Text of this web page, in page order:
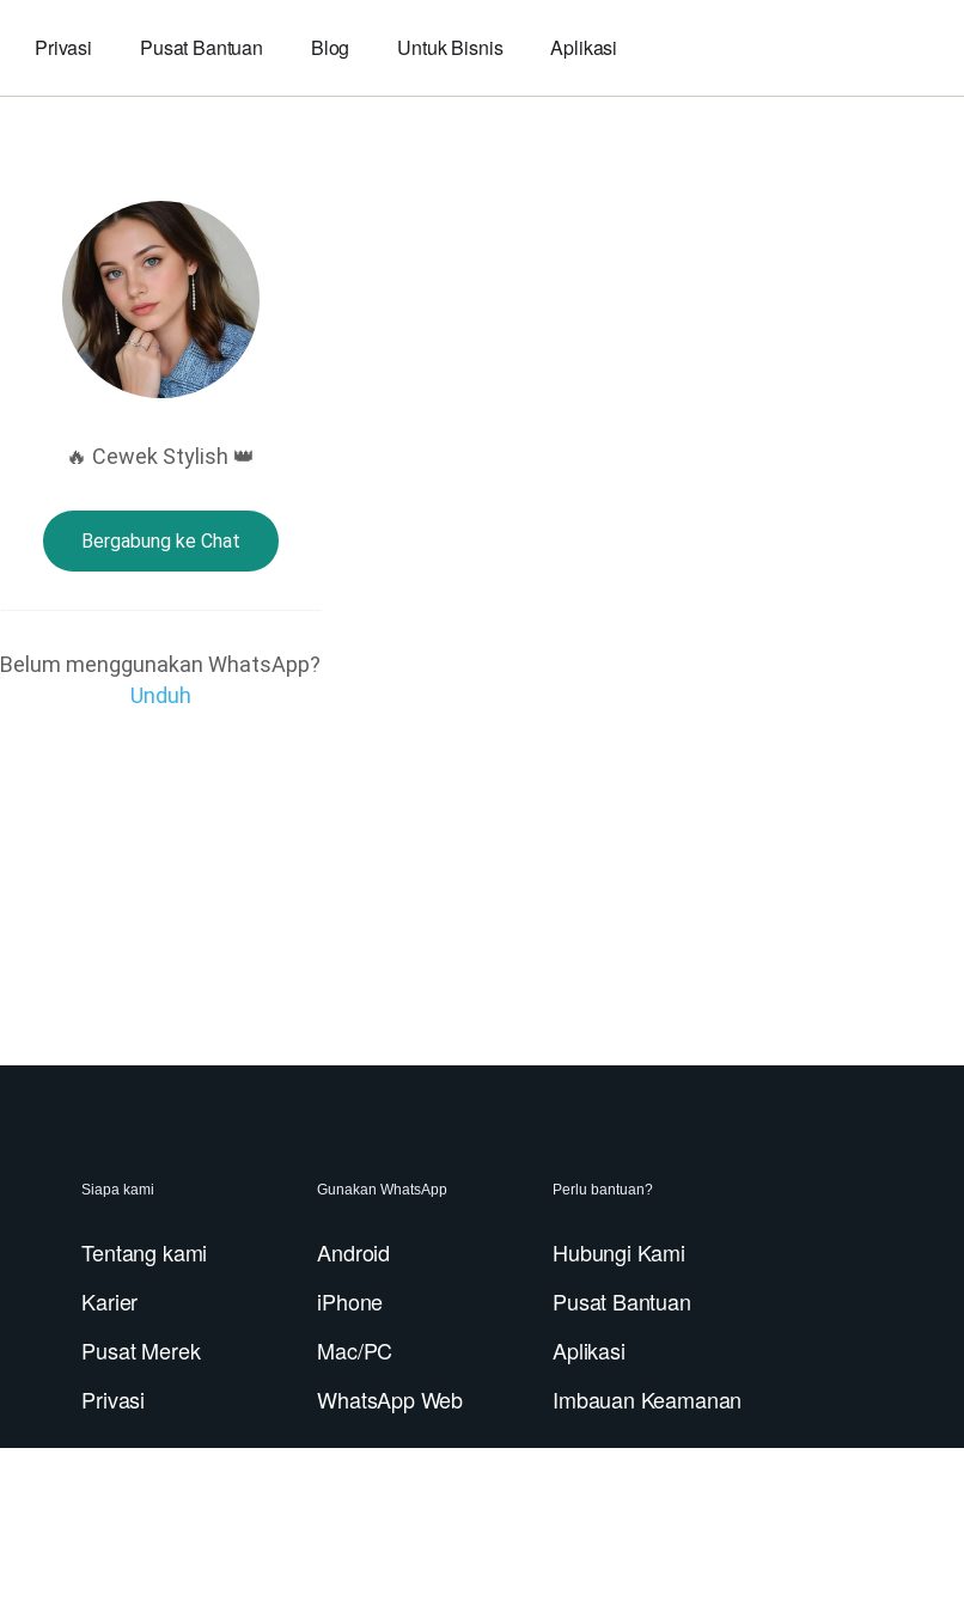
Privasi Pusat Bantuan Blog Untuk Bisnis Aplikasi
🔥 Cewek Stylish 👑
Bergabung ke Chat
Belum menggunakan WhatsApp?
Unduh
Siapa kami
Tentang kami
Karier
Pusat Merek
Privasi
Gunakan WhatsApp
Android
iPhone
Mac/PC
WhatsApp Web
Perlu bantuan?
Hubungi Kami
Pusat Bantuan
Aplikasi
Imbauan Keamanan